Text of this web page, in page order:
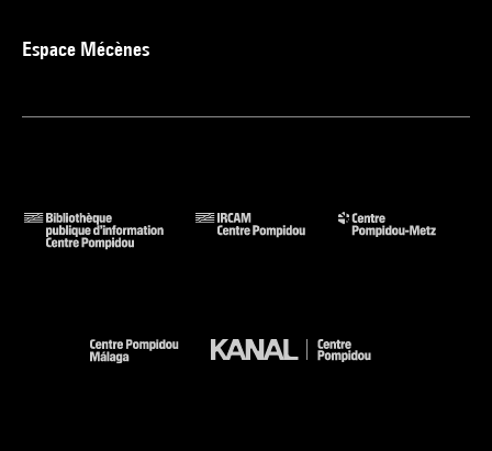
Espace Mécènes